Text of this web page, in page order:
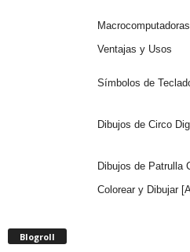
Ventajas y Usos
Símbolos de
Dibujos de Circo
Dibujos de Patrulla
Colorear y Dibujar
Blogroll